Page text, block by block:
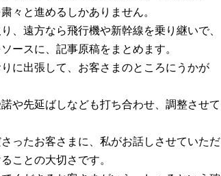
々と進めるしかありません。
、遠方なら飛行機や新幹線を乗り継いで、
ースに、記事原稿をまとめます。
に出張して、お客さまのところにうかが
や先延ばしなども打ち合わせ、調整させて
ったお客さまに、私がお話しさせていただ
ことの大切さです。